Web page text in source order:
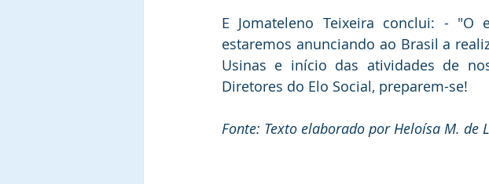
E Jomateleno Teixeira conclui: -
estaremos anunciando ao Brasil a
Usinas e início das atividades de
Diretores do Elo Social, preparem-se!
Fonte: Texto elaborado por Heloísa M. de